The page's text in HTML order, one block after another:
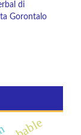
di
Gorontalo